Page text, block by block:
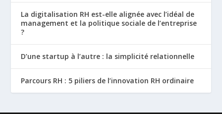
La digitalisation RH est-elle alignée avec l’idéal de
management et la politique sociale de l’entreprise
?
D’une startup à l’autre : la simplicité relationnelle
Parcours RH : 5 piliers de l’innovation RH ordinaire